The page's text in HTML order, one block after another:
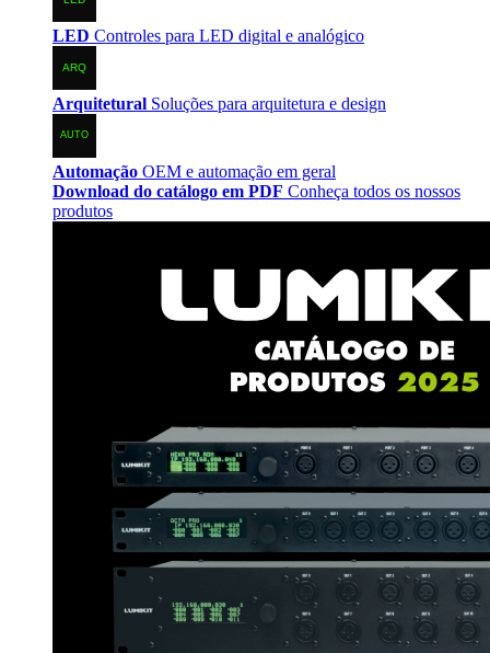
LED Controles para LED digital e analógico
Arquitetural Soluções para arquitetura e design
Automação OEM e automação em geral
Download do catálogo em PDF Conheça todos os nossos
produtos